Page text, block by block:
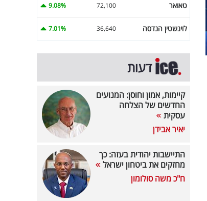
טאואר 72,100
9.08%
לוינשטין הנדסה 36,640
7.01%
דעות
קיימות, אמון וחוסן: המנועים
החדשים של הצלחה
עסקית
יאיר אבידן
התיישבות יהודית בעזה: כך
מחזקים את ביטחון ישראל
ח"כ משה סולומון